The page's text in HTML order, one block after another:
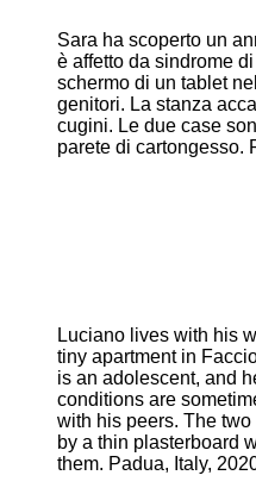
Sara ha scoperto un
è affetto da sindrome
schermo di un tablet
genitori. La stanza
cugini. Le due case
parete di cartongesso.
Luciano lives with his
tiny apartment in
is an adolescent, and
conditions are
with his peers. The
by a thin plasterboard
them. Padua, Italy,